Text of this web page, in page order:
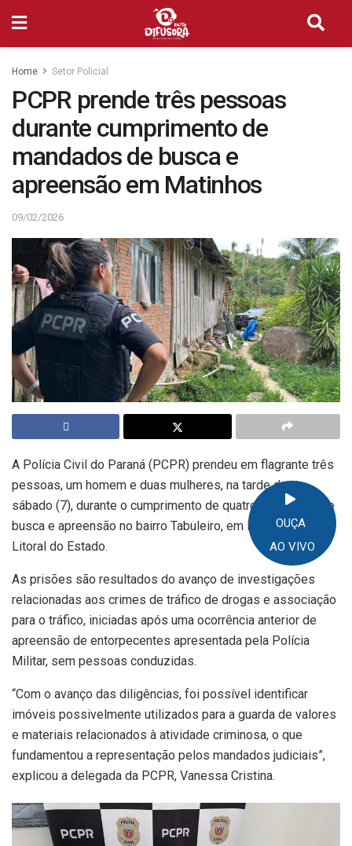
OUÇA
AO VIVO
Home Setor Policial
PCPR prende três pessoas
durante cumprimento de
mandados de busca e
apreensão em Matinhos
09/02/2026
A Polícia Civil do Paraná (PCPR) prendeu em flagrante três
pessoas, um homem e duas mulheres, na tarde deste
sábado (7), durante o cumprimento de quatro mandados de
busca e apreensão no bairro Tabuleiro, em Matinhos, no
Litoral do Estado.
As prisões são resultados do avanço de investigações
relacionadas aos crimes de tráfico de drogas e associação
para o tráfico, iniciadas após uma ocorrência anterior de
apreensão de entorpecentes apresentada pela Polícia
Militar, sem pessoas conduzidas.
“Com o avanço das diligências, foi possível identificar
imóveis possivelmente utilizados para a guarda de valores
e materiais relacionados à atividade criminosa, o que
fundamentou a representação pelos mandados judiciais”,
explicou a delegada da PCPR, Vanessa Cristina.